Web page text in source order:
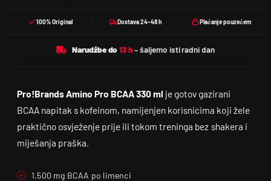
100% Original Dostava 24–48 h Plaćanje pouzećem
Narudžbe do
Pro!Brands Amino Pro BCAA 330 ml je gotov gazirani
BCAA napitak s kofeinom, namijenjen korisnicima koji žele
praktično osvježenje prije ili tokom treninga bez shakera i
miješanja praška.
1.500 mg BCAA po limenci